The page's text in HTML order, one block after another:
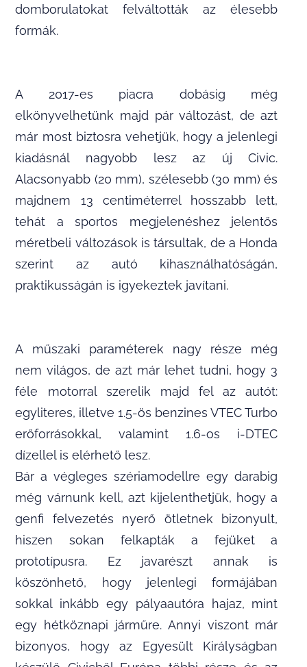
domborulatokat felváltották az élesebb
formák.
A 2017-es piacra dobásig még
elkönyvelhetünk majd pár változást, de azt
már most biztosra vehetjük, hogy a jelenlegi
kiadásnál nagyobb lesz az új Civic.
Alacsonyabb (20 mm), szélesebb (30 mm) és
majdnem 13 centiméterrel hosszabb lett,
tehát a sportos megjelenéshez jelentős
méretbeli változások is társultak, de a Honda
szerint az autó kihasználhatóságán,
praktikusságán is igyekeztek javítani.
A műszaki paraméterek nagy része még
nem világos, de azt már lehet tudni, hogy 3
féle motorral szerelik majd fel az autót:
egyliteres, illetve 1.5-ös benzines VTEC Turbo
erőforrásokkal, valamint 1.6-os i-DTEC
dízellel is elérhető lesz.
Bár a végleges szériamodellre egy darabig
még várnunk kell, azt kijelenthetjük, hogy a
genfi felvezetés nyerő ötletnek bizonyult,
hiszen sokan felkapták a fejüket a
prototípusra. Ez javarészt annak is
köszönhető, hogy jelenlegi formájában
sokkal inkább egy pályaautóra hajaz, mint
egy hétköznapi járműre. Annyi viszont már
bizonyos, hogy az Egyesült Királyságban